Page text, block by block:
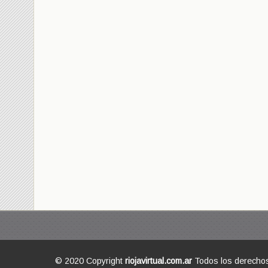
© 2020 Copyright riojavirtual.com.ar Todos los